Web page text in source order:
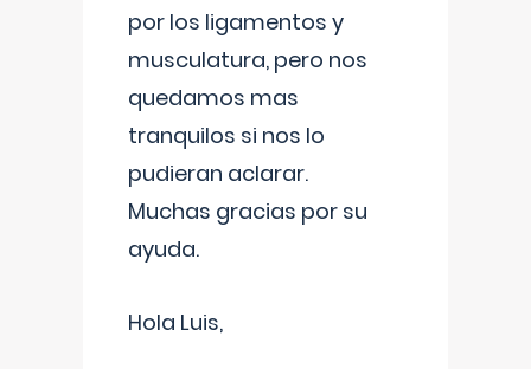
por los ligamentos y
musculatura, pero nos
quedamos mas
tranquilos si nos lo
pudieran aclarar.
Muchas gracias por su
ayuda.
Hola Luis,